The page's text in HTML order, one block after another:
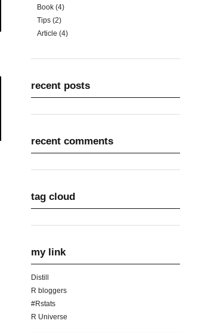
Book (4)
Tips (2)
Article (4)
recent posts
recent comments
tag cloud
my link
Distill
R bloggers
#Rstats
R Universe